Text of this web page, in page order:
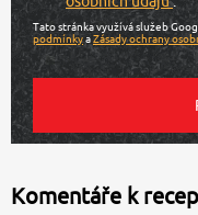
Tato stránka využívá služeb
podmínkyaZásady ochrany
Komentáře k